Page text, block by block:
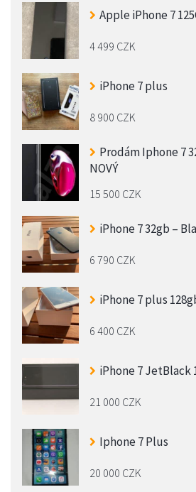
Apple iPhone 7
4 499 CZK
iPhone 7 plus
8 900 CZK
Prodám Iphone 7
NOVÝ
15 500 CZK
iPhone 7 32gb –
6 790 CZK
iPhone 7 plus
6 400 CZK
iPhone 7 JetBlack
21 000 CZK
Iphone 7 Plus
20 000 CZK